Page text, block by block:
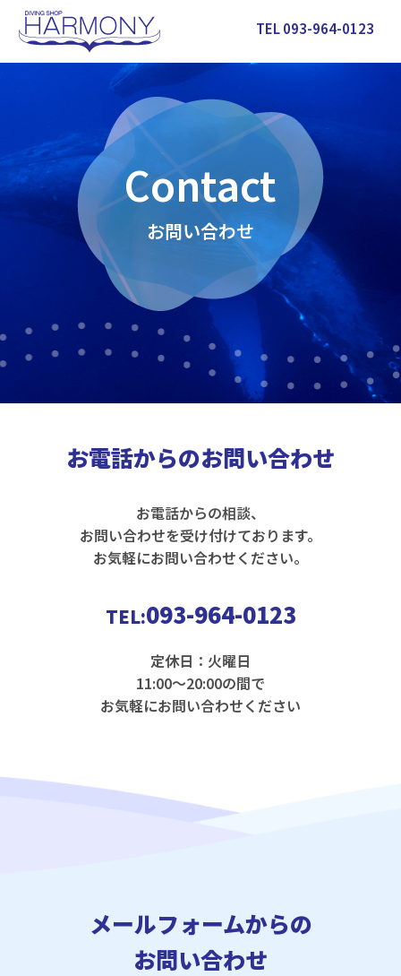
TEL 093-964-0123
Contact
お問い合わせ
お電話からのお問い合わせ
お電話からの相談、
お問い合わせを受け付けております。
お気軽にお問い合わせください。
TEL:093-964-0123
定休日：火曜日
11:00〜20:00の間で
お気軽にお問い合わせください
メールフォームからの
お問い合わせ